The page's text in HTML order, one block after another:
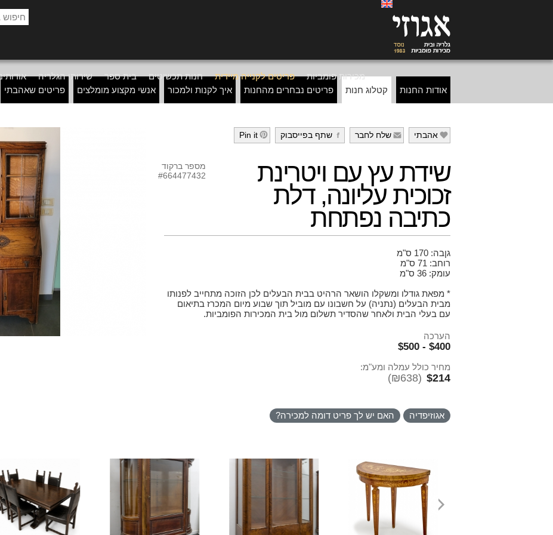
מכירות פומביות פריטים לקנייה מיידית חנות תכשיטים בית ספר שירותי הגלריה אודותינו
אודות החנות
קטלוג חנות פריטים נבחרים מהחנות איך לקנות ולמכור אנשי מקצוע מומלצים פריטים שאהבתי
e אהבתי f שלח לחבר g שתף בפייסבוק h
Pin it
שידת עץ עם ויטרינת
זכוכית עליונה, דלת
כתיבה נפתחת
מספר ברקוד
#664477432
גןבה: 170 ס"מ
רוחב: 71 ס"מ
עומק: 36 ס"מ
* מפאת גודלו ומשקלו הושאר הרהיט בבית הבעלים לכן הזוכה מתחייב לפנותו
מבית הבעלים (נתניה) על חשבונו עם מוביל תוך שבוע מיום המכרז בתיאום
עם בעלי הבית ולאחר שהסדיר תשלום מול בית המכירות הפומביות.
הערכה
$400 - $500
מחיר כולל עמלה ומע"מ:
$214
(₪638)
אגוזיפדיה האם יש לך פריט דומה למכירה?